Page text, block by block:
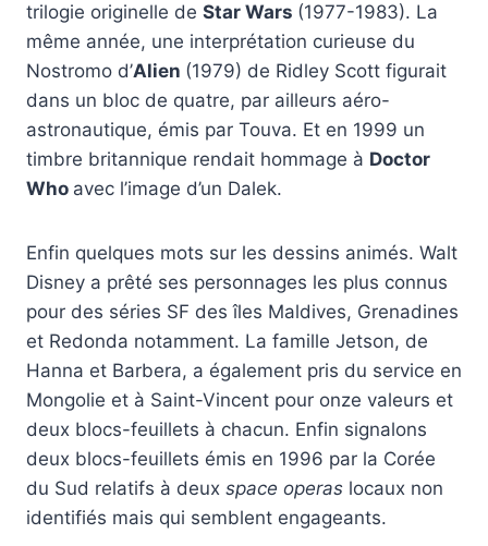
trilogie originelle de Star Wars (1977-1983). La
même année, une interprétation curieuse du
Nostromo d’Alien (1979) de Ridley Scott figurait
dans un bloc de quatre, par ailleurs aéro-
astronautique, émis par Touva. Et en 1999 un
timbre britannique rendait hommage à Doctor
Who avec l’image d’un Dalek.
Enfin quelques mots sur les dessins animés. Walt
Disney a prêté ses personnages les plus connus
pour des séries SF des îles Maldives, Grenadines
et Redonda notamment. La famille Jetson, de
Hanna et Barbera, a également pris du service en
Mongolie et à Saint-Vincent pour onze valeurs et
deux blocs-feuillets à chacun. Enfin signalons
deux blocs-feuillets émis en 1996 par la Corée
du Sud relatifs à deux space operas locaux non
identifiés mais qui semblent engageants.